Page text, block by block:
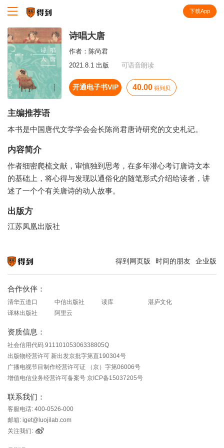
下载App
诗唱大唐
作者： 陈尚君
2021.8.1 出版
可语音朗读
开通电子书VIP 40.00 得到贝
主编推荐语
本书是中国唐代文学学会会长陈尚君唐诗研究的文史札记。
内容简介
作者细密爬梳文献，审慎独到思考，在多年潜心考订唐诗文本
的基础上，将心得与发现以通俗化的随笔形式介绍给读者，讲
述了一个个有关唐诗的动人故事。
出版方
江苏凤凰出版社
得到网页版 时间的朋友 企业版
合作伙伴：
清华五道口 中信出版社 读库
湛庐文化
译林出版社
阿里云
资质信息：
社会信用代码 91110105306338805Q
出版物经营许可 新出发京批字第直190304号
广播电视节目制作经营许可证 （京）字第06006号
增值电信业务经营许可备案号 京ICP备15037205号
联系我们：
客服电话: 400-0526-000
邮箱: iget@luojilab.com
关注我们: